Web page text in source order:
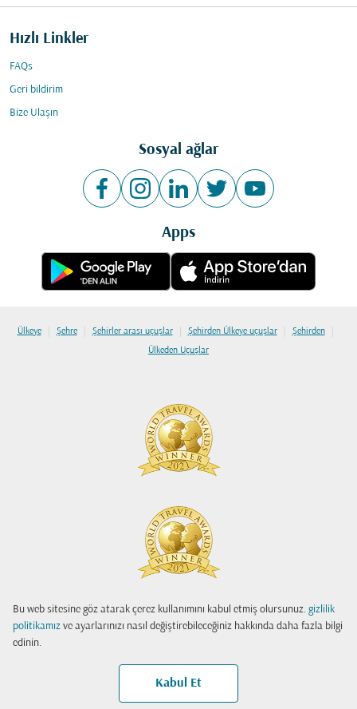
Bu web sitesine göz atarak çerez kullanımını kabul etmiş olursunuz. gizlilik
politikamız ve ayarlarınızı nasıl değiştirebileceğiniz hakkında daha fazla bilgi
edinin.
Kabul Et
Hızlı Linkler
FAQs
Geri bildirim
Bize Ulaşın
Sosyal ağlar
Apps
Ülkeye | Şehre | Şehirler arası uçuşlar | Şehirden Ülkeye uçuşlar | Şehirden |
Ülkeden Uçuşlar